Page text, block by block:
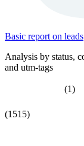
Basic report on leads
Analysis by status,
and utm-tags
(1)
(1515)